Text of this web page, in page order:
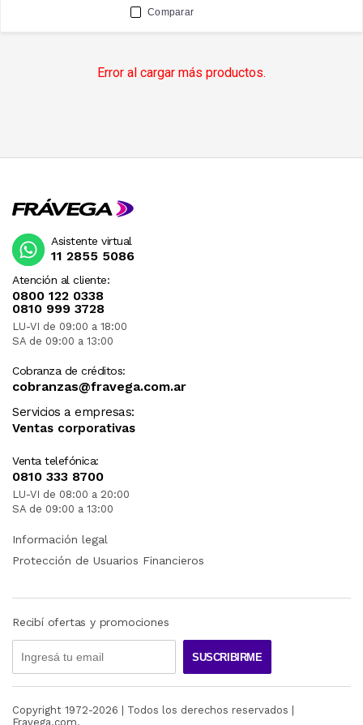
Comparar
Error al cargar más productos.
Atención al cliente:
0800 122 0338
0810 999 3728
LU-VI de 09:00 a 18:00
SA de 09:00 a 13:00
Cobranza de créditos:
cobranzas@fravega.com.ar
Servicios a empresas:
Ventas corporativas
Venta telefónica:
0810 333 8700
LU-VI de 08:00 a 20:00
SA de 09:00 a 13:00
Asistente virtual
11 2855 5086
Información legal
Protección de Usuarios Financieros
Recibí ofertas y promociones
SUSCRIBIRME
Copyright 1972-2026 | Todos los derechos reservados |
Fravega.com.